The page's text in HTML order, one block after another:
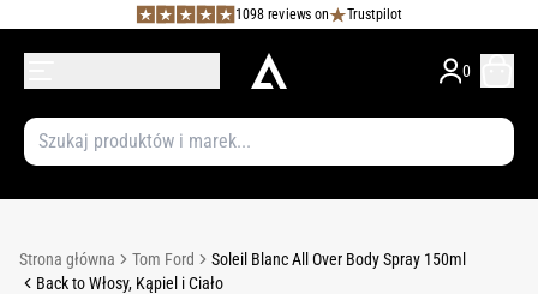
1098 reviews on Trustpilot
0
Strona główna Tom Ford
Soleil Blanc All Over Body Spray 150ml
Back to Włosy, Kąpiel i Ciało